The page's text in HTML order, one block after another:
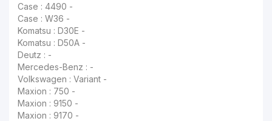
Case : 4490 -
Case : W36 -
Komatsu : D30E -
Komatsu : D50A -
Deutz : -
Mercedes-Benz : -
Volkswagen : Variant -
Maxion : 750 -
Maxion : 9150 -
Maxion : 9170 -